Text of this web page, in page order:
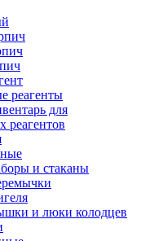
реагенты
для
реагентов
и стаканы
и люки колодцев